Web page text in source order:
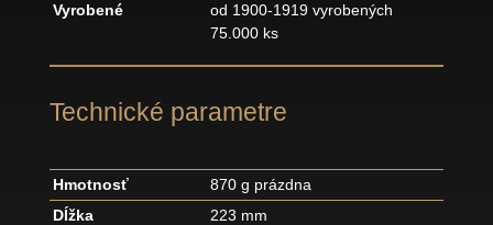
Vyrobené
od 1900-1919 vyrobených
75.000 ks
Technické parametre
Hmotnosť
870 g prázdna
Dĺžka
223 mm